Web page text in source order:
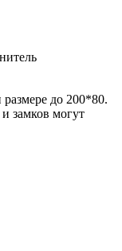
до 200*80.
замков могут